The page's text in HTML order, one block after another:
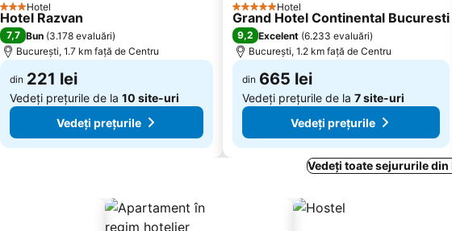
3 SteleHotel
Hotel Razvan
7,7 Bun (3.178 evaluări)
București, 1.7 km faţă de Centru
din 221 lei
Vedeți prețurile de la 10 site-uri
Vedeți prețurile
5 Stele Hotel
Grand Hotel Continental Bucuresti
9,2 Excelent (6.233 evaluări)
București, 1.2 km faţă de Centru
din 665 lei
Vedeți prețurile de la 7 site-uri
Vedeți prețurile
Vedeți toate sejururile